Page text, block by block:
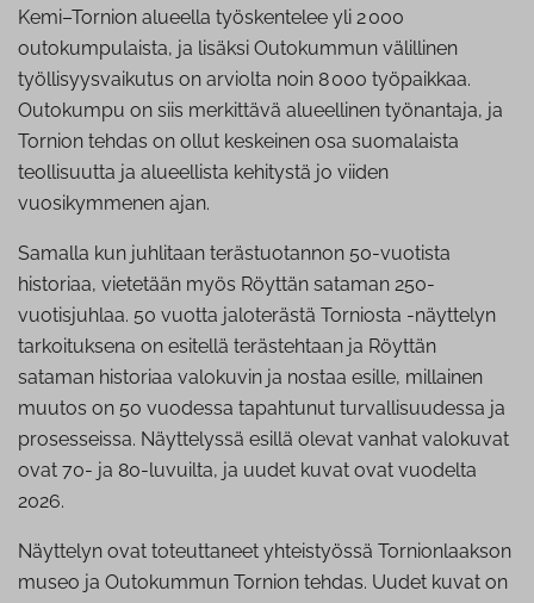
Kemi–Tornion alueella työskentelee yli 2 000
outokumpulaista, ja lisäksi Outokummun välillinen
työllisyysvaikutus on arviolta noin 8 000 työpaikkaa.
Outokumpu on siis merkittävä alueellinen työnantaja, ja
Tornion tehdas on ollut keskeinen osa suomalaista
teollisuutta ja alueellista kehitystä jo viiden
vuosikymmenen ajan.
Samalla kun juhlitaan terästuotannon 50-vuotista
historiaa, vietetään myös Röyttän sataman 250-
vuotisjuhlaa. 50 vuotta jaloterästä Torniosta -näyttelyn
tarkoituksena on esitellä terästehtaan ja Röyttän
sataman historiaa valokuvin ja nostaa esille, millainen
muutos on 50 vuodessa tapahtunut turvallisuudessa ja
prosesseissa. Näyttelyssä esillä olevat vanhat valokuvat
ovat 70- ja 80-luvuilta, ja uudet kuvat ovat vuodelta
2026.
Näyttelyn ovat toteuttaneet yhteistyössä Tornionlaakson
museo ja Outokummun Tornion tehdas. Uudet kuvat on